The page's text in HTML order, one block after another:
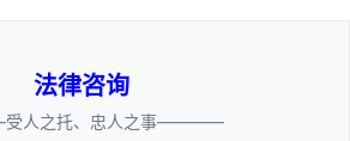
法律咨询
人之托、忠人之事————